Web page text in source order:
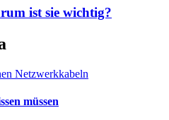
ist sie wichtig?
müssen